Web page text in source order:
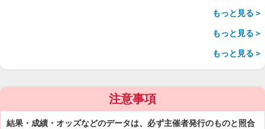
もっと見る＞
もっと見る＞
もっと見る＞
注意事項
結果・成績・オッズなどのデータは、必ず主催者発行のものと照合